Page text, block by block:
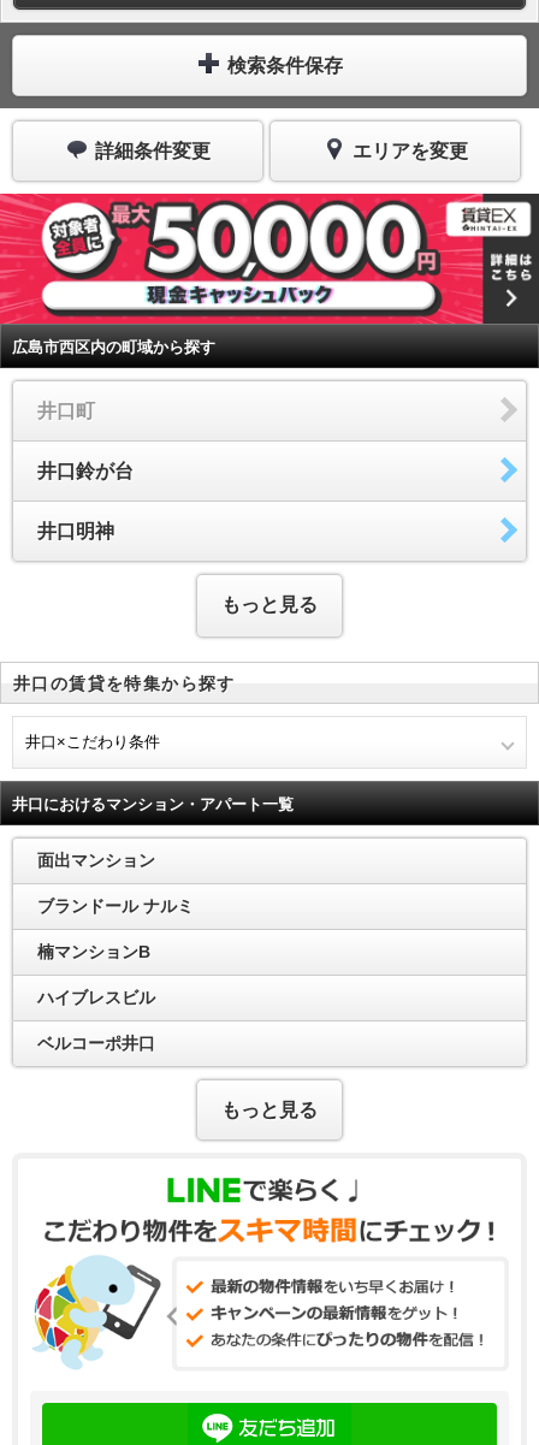
検索条件保存
詳細条件変更 エリアを変更
広島市西区内の町域から探す
井口町
井口鈴が台
井口明神
もっと見る
井口の賃貸を特集から探す
井口×こだわり条件
井口におけるマンション・アパート一覧
面出マンション
ブランドール ナルミ
楠マンションB
ハイブレスビル
ベルコーポ井口
もっと見る